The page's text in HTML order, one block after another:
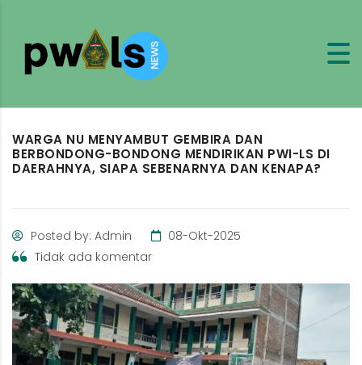
WARGA NU MENYAMBUT GEMBIRA DAN
BERBONDONG-BONDONG MENDIRIKAN PWI-LS DI
DAERAHNYA, SIAPA SEBENARNYA DAN KENAPA?
Posted by: Admin
08-Okt-2025
Tidak ada komentar